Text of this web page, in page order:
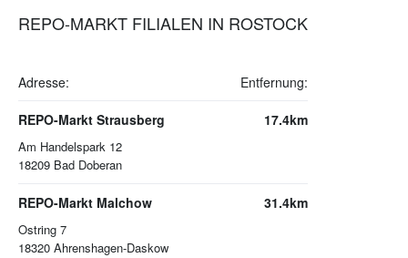
REPO-MARKT FILIALEN IN ROSTOCK
Adresse: Entfernung:
REPO-Markt Strausberg
Am Handelspark 12
18209 Bad Doberan
17.4km
REPO-Markt Malchow
Ostring 7
18320 Ahrenshagen-Daskow
31.4km